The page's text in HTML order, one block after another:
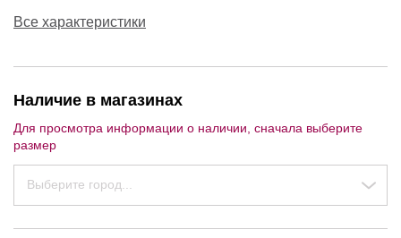
Все характеристики
Наличие в магазинах
Для просмотра информации о наличии, сначала выберите
размер
Выберите город...